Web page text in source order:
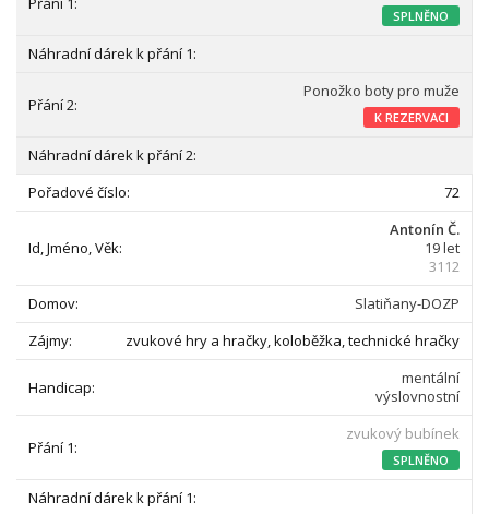
SPLNĚNO
Ponožko boty pro muže
K REZERVACI
72
Antonín Č.
19 let
3112
Slatiňany-DOZP
zvukové hry a hračky, koloběžka, technické hračky
mentální
výslovnostní
zvukový bubínek
SPLNĚNO